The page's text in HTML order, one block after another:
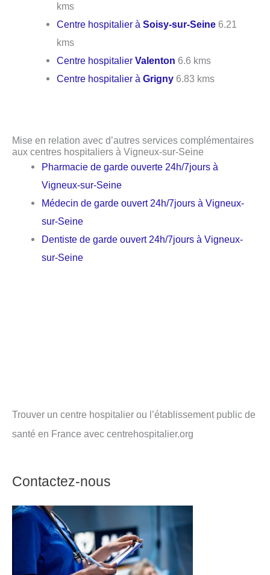
kms
Centre hospitalier àSoisy-sur-Seine 6.21
kms
Centre hospitalierValenton 6.6 kms
Centre hospitalier àGrigny 6.83 kms
Mise en relation avec d’autres services complémentaires
aux centres hospitaliers à Vigneux-sur-Seine
Pharmacie de garde ouverte 24h/7jours à
Vigneux-sur-Seine
Médecin de garde ouvert 24h/7jours à Vigneux-
sur-Seine
Dentiste de garde ouvert 24h/7jours à Vigneux-
sur-Seine
Trouver un centre hospitalier ou l’établissement public de
santé en France avec centrehospitalier.org
Contactez-nous